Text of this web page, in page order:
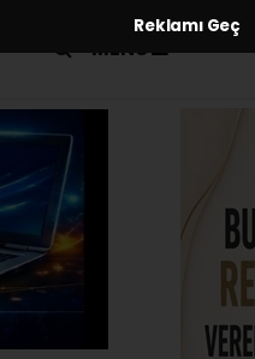
Reklamı Geç
MENÜ